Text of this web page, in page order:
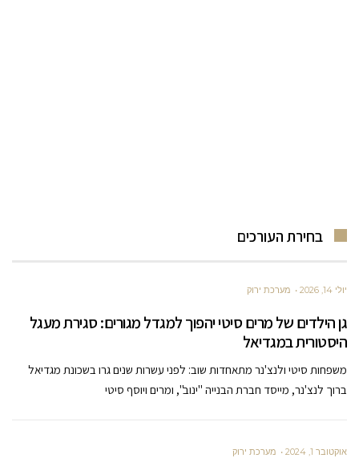
בחירת העורכים
יולי 14, 2026 מערכת ירוק
גן הילדים של מרים סיטי יהפוך למגדל מגורים: סגירת מעגל
היסטורית במגדיאל
משפחות סיטי ולנצ'נר מתאחדות שוב: לפני עשרות שנים גרו בשכונת מגדיאל
ברוך לנצ'נר, מייסד חברת הבנייה "ינוב", ומרים ויוסף סיטי
אוקטובר 1, 2024 מערכת ירוק